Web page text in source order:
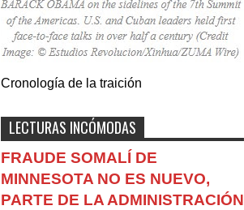
Cronología de la traición
LECTURAS INCÓMODAS
FRAUDE SOMALÍ DE
MINNESOTA NO ES NUEVO,
PARTE DE LA ADMINISTRACIÓN